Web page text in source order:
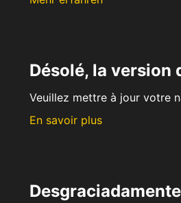
Désolé, la version
Veuillez mettre à jour votre
En savoir plus